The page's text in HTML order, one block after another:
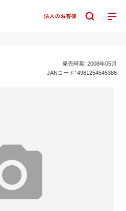
発売時期：2008年05月
JANコード：4981254545386